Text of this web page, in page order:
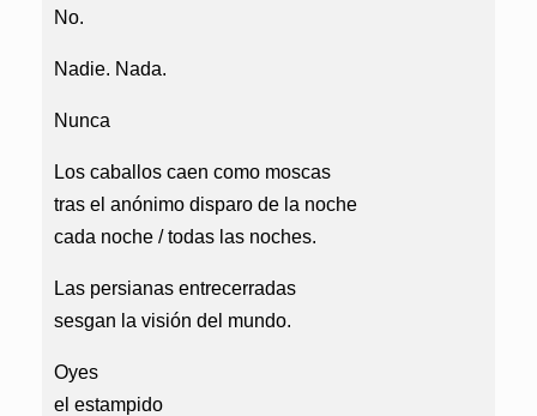
No.
Nadie. Nada.
Nunca
Los caballos caen como moscas
tras el anónimo disparo de la noche
cada noche / todas las noches.
Las persianas entrecerradas
sesgan la visión del mundo.
Oyes
el estampido